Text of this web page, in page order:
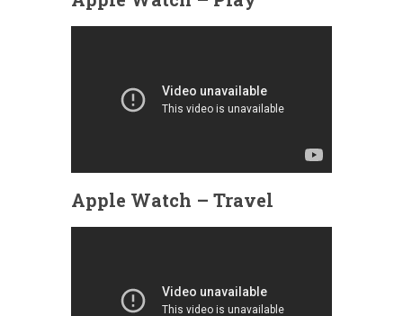
Apple Watch – Travel